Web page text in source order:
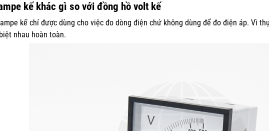
kế khác gì so với đồng hồ volt kế
kế chỉ được dùng cho việc đo dòng điện chứ không dùng để đo điện áp. Vì
nhau hoàn toàn.